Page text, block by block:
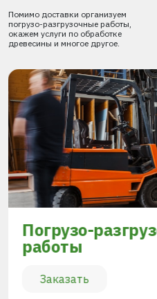
Помимо доставки организуем
погрузо-разгрузочные работы,
окажем услуги по обработке
древесины и многое другое.
Погрузо-
работы
Заказать